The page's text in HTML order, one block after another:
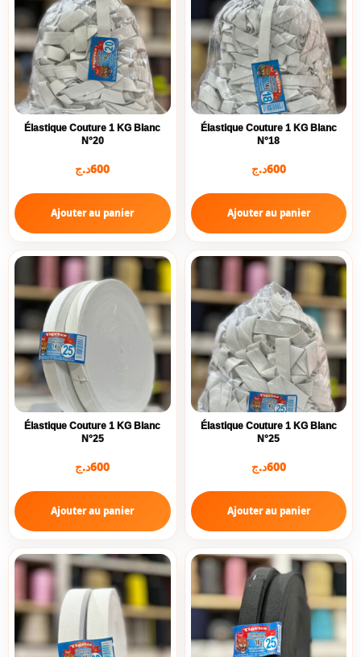
Élastique Couture 1 KG Blanc
N°18
600د.ج
Ajouter au panier
Élastique Couture 1 KG Blanc
N°20
600د.ج
Ajouter au panier
Élastique Couture 1 KG Blanc
N°25
600د.ج
Ajouter au panier
Élastique Couture 1 KG Blanc
N°25
600د.ج
Ajouter au panier